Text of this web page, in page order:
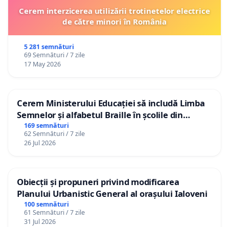
Cerem interzicerea utilizării trotinetelor electrice
de către minori în România
5 281 semnături
69 Semnături / 7 zile
17 May 2026
Cerem Ministerului Educației să includă Limba
Semnelor și alfabetul Braille în școlile din
Republica Moldova!
169 semnături
62 Semnături / 7 zile
26 Jul 2026
Obiecții și propuneri privind modificarea
Planului Urbanistic General al orașului Ialoveni
100 semnături
61 Semnături / 7 zile
31 Jul 2026